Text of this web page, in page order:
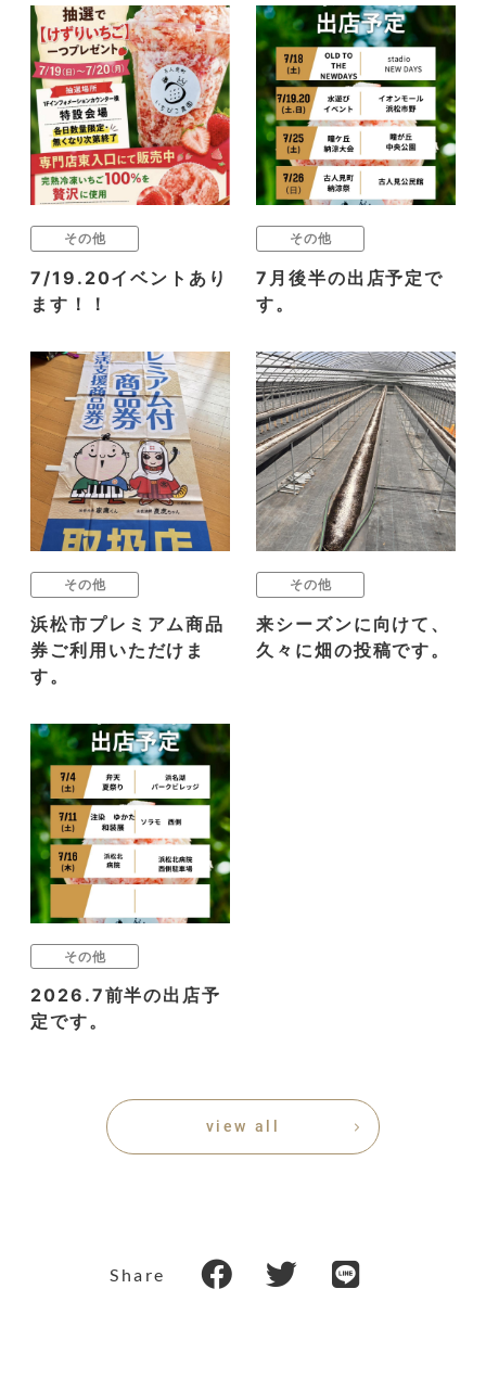
その他
7/19.20イベントあり
ます！！
その他
7月後半の出店予定で
す。
その他
浜松市プレミアム商品
券ご利用いただけま
す。
その他
来シーズンに向けて、
久々に畑の投稿です。
その他
2026.7前半の出店予
定です。
view all
Share